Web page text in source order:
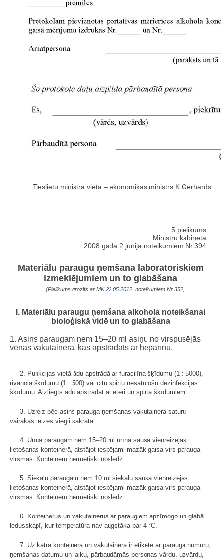
Tieslietu ministra vietā – ekonomikas ministrs K.Gerhards
5.pielikums
Ministru kabineta
2008.gada 2.jūnija noteikumiem Nr.394
Materiālu paraugu ņemšana laboratoriskiem
izmeklējumiem un to glabāšana
(Pielikums grozīts ar MK22.05.2012. noteikumiem Nr.352)
I. Materiālu paraugu ņemšana alkohola noteikšanai
bioloģiskā vidē un to glabāšana
1. Asins paraugam ņem 15–20 ml asiņu no virspusējās
vēnas vakutainerā, kas apstrādāts ar heparīnu.
2. Punkcijas vietā ādu apstrādā ar furacilīna šķīdumu (1 : 5000),
rivanola šķīdumu (1 : 500) vai citu spirtu nesaturošu dezinfekcijas
šķīdumu. Aizliegts ādu apstrādāt ar ēteri un spirta šķīdumiem.
3. Uzreiz pēc asins parauga ņemšanas vakutainera saturu
vairākas reizes viegli sakrata.
4. Urīna paraugam ņem 15–20 ml urīna sausā vienreizējās
lietošanas konteinerā, atstājot iespējami mazāk gaisa virs parauga
virsmas. Konteineru hermētiski noslēdz.
5. Siekalu paraugam ņem 10 ml siekalu sausā vienreizējās
lietošanas konteinerā, atstājot iespējami mazāk gaisa virs parauga
virsmas. Konteineru hermētiski noslēdz.
6. Konteinerus un vakutainerus ar paraugiem apzīmogo un glabā
ledus­skapī, kur temperatūra nav augstāka par 4 °C.
7. Uz katra konteinera un vakutainera ir etiķete ar parauga numuru,
ņemšanas datumu un laiku, pārbaudāmās personas vārdu, uzvārdu,